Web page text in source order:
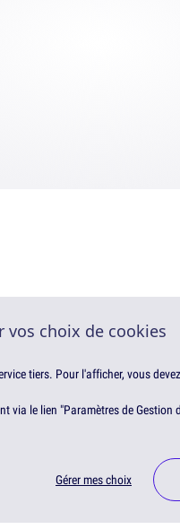
vos choix de cookies
tiers. Pour l'afficher, vous
via le lien "Paramètres de Gestion
Gérer mes choix